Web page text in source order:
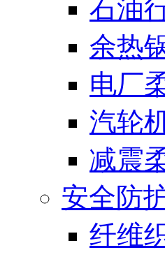
石油
余热
电厂
汽轮
减震
安全防
纤维